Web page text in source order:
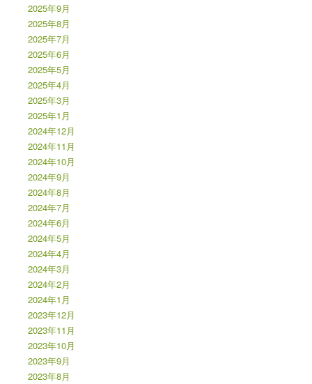
2025年9月
2025年8月
2025年7月
2025年6月
2025年5月
2025年4月
2025年3月
2025年1月
2024年12月
2024年11月
2024年10月
2024年9月
2024年8月
2024年7月
2024年6月
2024年5月
2024年4月
2024年3月
2024年2月
2024年1月
2023年12月
2023年11月
2023年10月
2023年9月
2023年8月